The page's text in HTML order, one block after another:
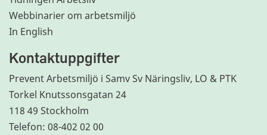
Webbinarier om arbetsmiljö
In English
Kontaktuppgifter
Prevent Arbetsmiljö i Samv Sv Näringsliv, LO & PTK
Torkel Knutssonsgatan 24
118 49 Stockholm
Telefon: 08-402 02 00